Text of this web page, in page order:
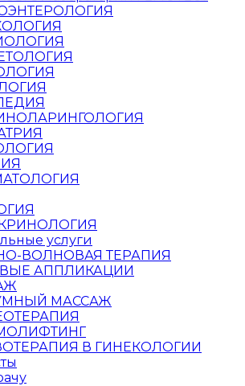
услуги
ВОЛНОВАЯ ТЕРАПИЯ
АППЛИКАЦИИ
МАССАЖ
В ГИНЕКОЛОГИИ